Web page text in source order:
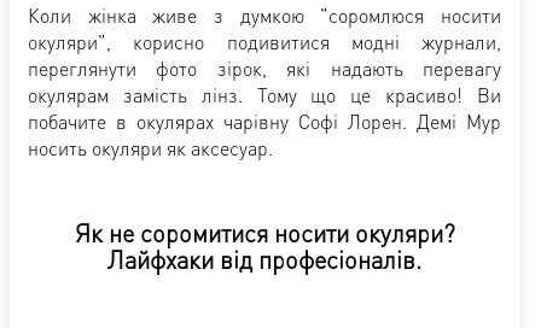
Коли жінка живе з думкою "соромлюся носити
окуляри", корисно подивитися модні журнали,
переглянути фото зірок, які надають перевагу
окулярам замість лінз. Тому що це красиво! Ви
побачите в окулярах чарівну Софі Лорен. Демі Мур
носить окуляри як аксесуар.
Як не соромитися носити окуляри?
Лайфхаки від професіоналів.